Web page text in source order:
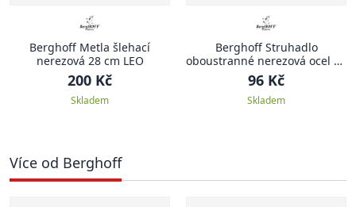
Berghoff Metla šlehací
nerezová 28 cm LEO
200 Kč
Skladem
Berghoff Struhadlo
oboustranné nerezová ocel 24
cm
96 Kč
Skladem
Více od Berghoff